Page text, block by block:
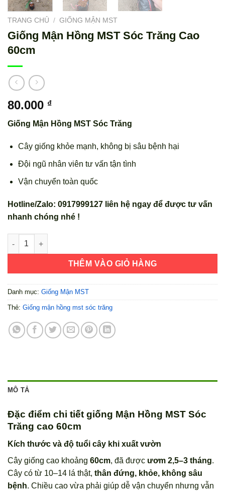
TRANG CHỦ / GIỐNG MẬN MST
Giống Mận Hồng MST Sóc Trăng Cao
60cm
80.000 ₫
Giống Mận Hồng MST Sóc Trăng
Cây giống khỏe mạnh, không bị sâu bệnh hại
Đội ngũ nhân viên tư vấn tận tình
Vận chuyển toàn quốc
Hotline/Zalo: 0917999127 liên hệ ngay để được tư vấn
nhanh chóng nhé !
Giống Mận Hồng MST Sóc Trăng Cao 60cm số lượng
THÊM VÀO GIỎ HÀNG
Danh mục: Giống Mận MST
Thẻ: Giống mận hồng mst sóc trăng
MÔ TẢ
Đặc điểm chi tiết giống Mận Hồng MST Sóc
Trăng cao 60cm
Kích thước và độ tuổi cây khi xuất vườn
Cây giống cao khoảng 60cm, đã được ươm 2,5–3 tháng.
Cây có từ 10–14 lá thật, thân đứng, khỏe, không sâu
bệnh. Chiều cao vừa phải giúp dễ vận chuyển nhưng vẫn